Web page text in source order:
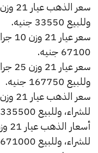
وللبيع 33550 جنيه.
67100 جنيه.
وللبيع 167750 جنيه.
للشراء، وللبيع 335500 جنيه.
للشراء، وللبيع 671000 جنيه.